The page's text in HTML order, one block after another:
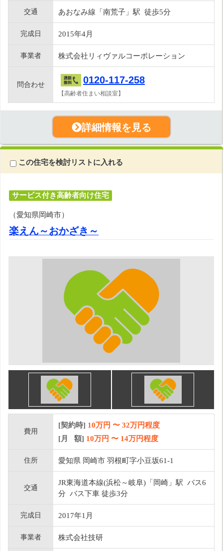
交通 あおなみ線「南荒子」駅 徒歩5分
完成日 2015年4月
事業者 株式会社リィヴァルコーポレーション
問合わせ 0120-117-258
【高齢者住まい相談室】
詳細情報を見る
この住宅を検討リストに入れる
サービス付き高齢者向け住宅
（愛知県岡崎市）
楽えん～おかざき～
費用
[契約時] 10万円 〜 32万円程度
[月 額] 10万円 〜 14万円程度
住所 愛知県 岡崎市 羽根町字小豆坂61-1
交通
JR東海道本線(浜松～岐阜)「岡崎」駅 バス6
分 バス下車 徒歩3分
完成日 2017年1月
事業者 株式会社技研